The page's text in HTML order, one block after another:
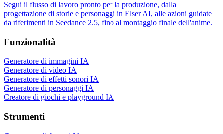
Segui il flusso di lavoro pronto per la produzione, dalla
progettazione di storie e personaggi in Elser AI, alle azioni guidate
da riferimenti in Seedance 2.5, fino al montaggio finale dell'anime.
Funzionalità
Generatore di immagini IA
Generatore di video IA
Generatore di effetti sonori IA
Generatore di personaggi IA
Creatore di giochi e playground IA
Strumenti